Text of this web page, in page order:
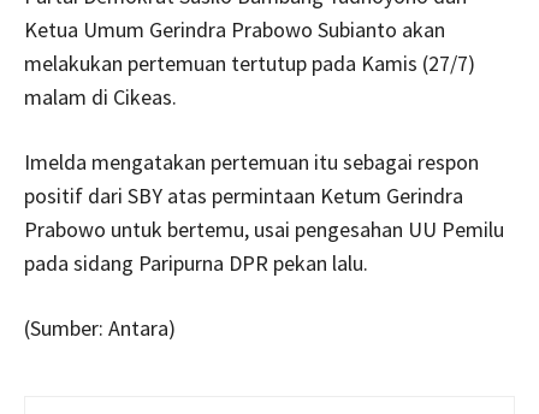
Ketua Umum Gerindra Prabowo Subianto akan
melakukan pertemuan tertutup pada Kamis (27/7)
malam di Cikeas.
Imelda mengatakan pertemuan itu sebagai respon
positif dari SBY atas permintaan Ketum Gerindra
Prabowo untuk bertemu, usai pengesahan UU Pemilu
pada sidang Paripurna DPR pekan lalu.
(Sumber: Antara)